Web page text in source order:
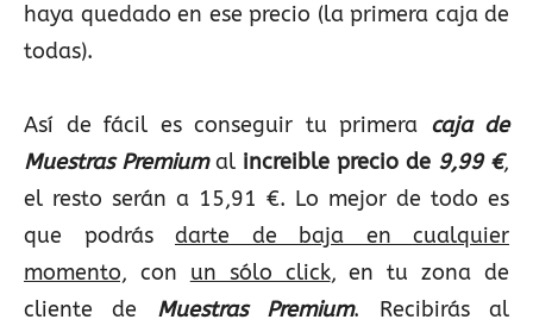
haya quedado en ese precio (la primera caja de
todas).
Así de fácil es conseguir tu primera caja de
Muestras Premiumal increible precio de 9,99 €,
el resto serán a 15,91 €. Lo mejor de todo es
que podrás darte de baja en cualquier
momento, con un sólo click, en tu zona de
cliente de Muestras Premium. Recibirás al